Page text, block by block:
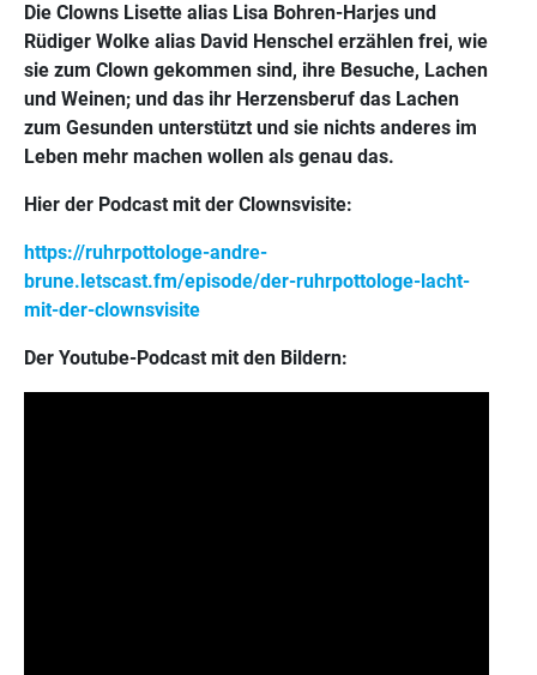
Die Clowns Lisette alias Lisa Bohren-Harjes und
Rüdiger Wolke alias David Henschel erzählen frei, wie
sie zum Clown gekommen sind, ihre Besuche, Lachen
und Weinen; und das ihr Herzensberuf das Lachen
zum Gesunden unterstützt und sie nichts anderes im
Leben mehr machen wollen als genau das.
Hier der Podcast mit der Clownsvisite:
https://ruhrpottologe-andre-
brune.letscast.fm/episode/der-ruhrpottologe-lacht-
mit-der-clownsvisite
Der Youtube-Podcast mit den Bildern: